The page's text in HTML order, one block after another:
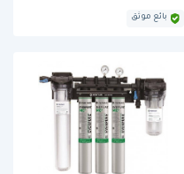
بائع موثق